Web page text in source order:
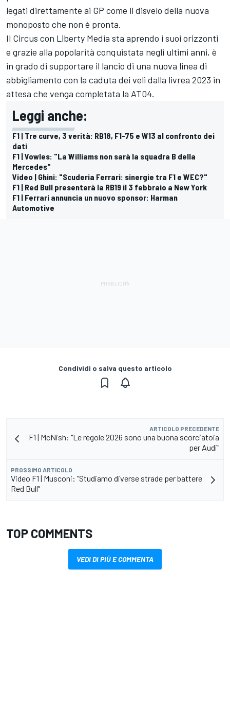
legati direttamente ai GP come il disvelo della nuova
monoposto che non è pronta.
Il Circus con Liberty Media sta aprendo i suoi orizzonti
e grazie alla popolarità conquistata negli ultimi anni, è
in grado di supportare il lancio di una nuova linea di
abbigliamento con la caduta dei veli dalla livrea 2023 in
attesa che venga completata la AT04.
Leggi anche:
F1 | Tre curve, 3 verità: RB18, F1-75 e W13 al confronto dei
dati
F1 | Vowles: "La Williams non sarà la squadra B della
Mercedes"
Video | Ghini: "Scuderia Ferrari: sinergie tra F1 e WEC?"
F1 | Red Bull presenterà la RB19 il 3 febbraio a New York
F1 | Ferrari annuncia un nuovo sponsor: Harman
Automotive
Condividi o salva questo articolo
ARTICOLO PRECEDENTE
F1 | McNish: "Le regole 2026 sono una buona scorciatoia
per Audi"
PROSSIMO ARTICOLO
Video F1 | Musconi: "Studiamo diverse strade per battere
Red Bull"
TOP COMMENTS
VEDI DI PIÙ E COMMENTA